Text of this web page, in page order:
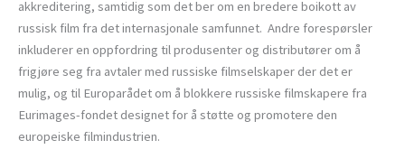
akkreditering, samtidig som det ber om en bredere boikott av
russisk film fra det internasjonale samfunnet. Andre forespørsler
inkluderer en oppfordring til produsenter og distributører om å
frigjøre seg fra avtaler med russiske filmselskaper der det er
mulig, og til Europarådet om å blokkere russiske filmskapere fra
Eurimages-fondet designet for å støtte og promotere den
europeiske filmindustrien.